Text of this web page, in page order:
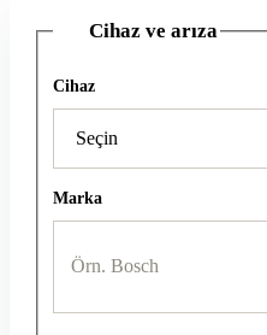
Cihaz ve arıza
Cihaz
Marka